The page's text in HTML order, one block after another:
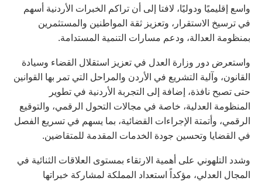
واسع إقليميًا ودوليًا، لافتا إلى أن تراكم الخبرات الأردنية أسهم
في ترسيخ الاستقرار، وتعزيز ثقة المواطنين والمستثمرين
بمنظومة العدالة، ودعم مسارات التنمية المستدامة.
واستعرض دور وزارة العدل في تعزيز استقلال القضاء وسيادة
القانون، وآلية التشريع في الأردن والمراحل التي تمر بها القوانين
حتى تصبح نافذة، إضافة إلى التجربة الأردنية في تطوير
المنظومة العدلية، خاصة في مجالات التحول الرقمي، والتوقيع
الرقمي، وأتمتة الإجراءات القضائية، بما يسهم في تسريع الفصل
في القضايا وتحسين جودة الخدمات المقدمة للمتقاضين.
وشدد التلهوني على أهمية الارتقاء بمستوى العلاقات الثنائية في
المجال العدلي، مؤكداً استعداد المملكة لمشاركة خبراتها